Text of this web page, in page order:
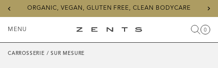
ORGANIC, VEGAN, GLUTEN FREE, CLEAN BODYCARE
Previous
slide
MENU
à
basculer
ZENTS
0
CARROSSERIE /SUR MESURE